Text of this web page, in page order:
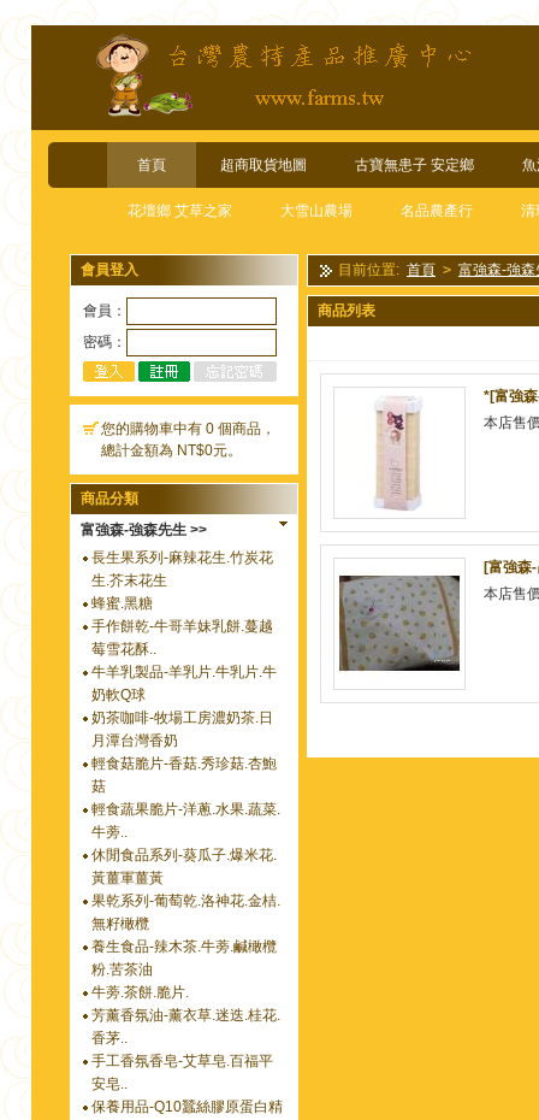
首頁 超商取貨地圖 古寶無患子 安定鄉
花壇鄉 艾草之家 大雪山農場 名品農產行 清
會員登入
會員：
密碼：
您的購物車中有 0 個商品，
總計金額為 NT$0元。
商品分類
富強森-強森先生 >>
長生果系列-麻辣花生.竹炭花
生.芥末花生
蜂蜜.黑糖
手作餅乾-牛哥羊妹乳餅.蔓越
莓雪花酥..
牛羊乳製品-羊乳片.牛乳片.牛
奶軟Q球
奶茶咖啡-牧場工房濃奶茶.日
月潭台灣香奶
輕食菇脆片-香菇.秀珍菇.杏鮑
菇
輕食蔬果脆片-洋蔥.水果.蔬菜.
牛蒡..
休閒食品系列-葵瓜子.爆米花.
黃薑軍薑黃
果乾系列-葡萄乾.洛神花.金桔.
無籽橄欖
養生食品-辣木茶.牛蒡.鹹橄欖
粉.苦茶油
牛蒡.茶餅.脆片.
芳薰香氛油-薰衣草.迷迭.桂花.
香茅..
手工香氛香皂-艾草皂.百福平
安皂..
保養用品-Q10蠶絲膠原蛋白精
目前位置: 首頁 > 富強森-強森
商品列表
*[富強
本店售
[富強森
本店售